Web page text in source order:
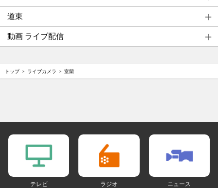
道東
動画 ライブ配信
トップ ライブカメラ 室蘭
テレビ ラジオ ニュース